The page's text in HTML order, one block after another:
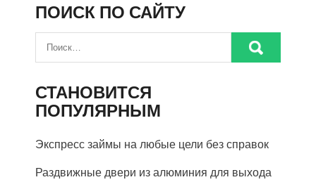
ПОИСК ПО САЙТУ
СТАНОВИТСЯ
ПОПУЛЯРНЫМ
Экспресс займы на любые цели без справок
Раздвижные двери из алюминия для выхода